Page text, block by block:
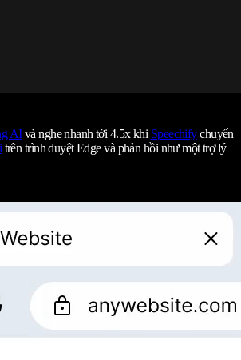
AIvà nghe nhanh tới 4.5x khi Speechifychuyển
trên trình duyệt Edge và phản hồi như một trợ lý